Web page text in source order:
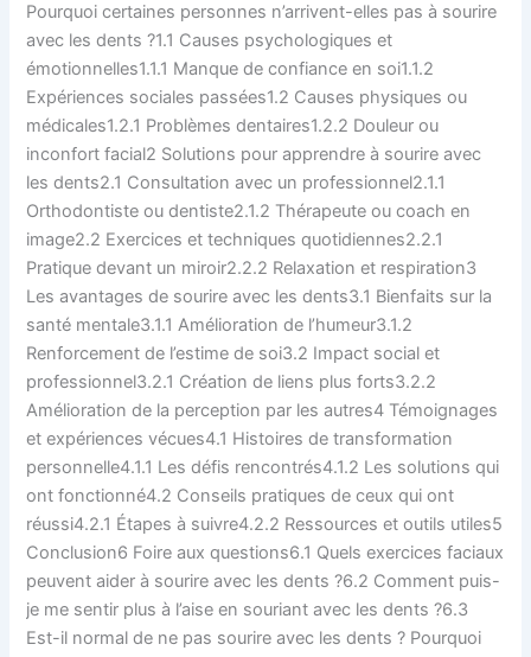
Pourquoi certaines personnes n’arrivent-elles pas à sourire
avec les dents ?1.1 Causes psychologiques et
émotionnelles1.1.1 Manque de confiance en soi1.1.2
Expériences sociales passées1.2 Causes physiques ou
médicales1.2.1 Problèmes dentaires1.2.2 Douleur ou
inconfort facial2 Solutions pour apprendre à sourire avec
les dents2.1 Consultation avec un professionnel2.1.1
Orthodontiste ou dentiste2.1.2 Thérapeute ou coach en
image2.2 Exercices et techniques quotidiennes2.2.1
Pratique devant un miroir2.2.2 Relaxation et respiration3
Les avantages de sourire avec les dents3.1 Bienfaits sur la
santé mentale3.1.1 Amélioration de l’humeur3.1.2
Renforcement de l’estime de soi3.2 Impact social et
professionnel3.2.1 Création de liens plus forts3.2.2
Amélioration de la perception par les autres4 Témoignages
et expériences vécues4.1 Histoires de transformation
personnelle4.1.1 Les défis rencontrés4.1.2 Les solutions qui
ont fonctionné4.2 Conseils pratiques de ceux qui ont
réussi4.2.1 Étapes à suivre4.2.2 Ressources et outils utiles5
Conclusion6 Foire aux questions6.1 Quels exercices faciaux
peuvent aider à sourire avec les dents ?6.2 Comment puis-
je me sentir plus à l’aise en souriant avec les dents ?6.3
Est-il normal de ne pas sourire avec les dents ? Pourquoi